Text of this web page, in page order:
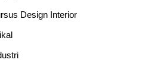
Design Interior